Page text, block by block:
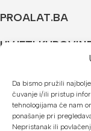
Da bismo pružili
čuvanje i/ili pristup
tehnologijama će nam
ponašanje pri
Nepristanak ili
PROALAT.BA
UVJETI
U našoj web
Kreditnim